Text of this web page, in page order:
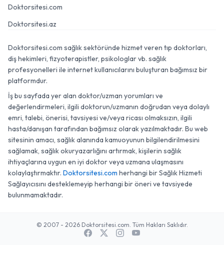
Doktorsitesi.com
Doktorsitesi.az
Doktorsitesi.com sağlık sektöründe hizmet veren tıp doktorları,
diş hekimleri, fizyoterapistler, psikologlar vb. sağlık
profesyonelleri ile internet kullanıcılarını buluşturan bağımsız bir
platformdur.
İş bu sayfada yer alan doktor/uzman yorumları ve
değerlendirmeleri, ilgili doktorun/uzmanın doğrudan veya dolaylı
emri, talebi, önerisi, tavsiyesi ve/veya ricası olmaksızın, ilgili
hasta/danışan tarafından bağımsız olarak yazılmaktadır. Bu web
sitesinin amacı, sağlık alanında kamuoyunun bilgilendirilmesini
sağlamak, sağlık okuryazarlığını artırmak, kişilerin sağlık
ihtiyaçlarına uygun en iyi doktor veya uzmana ulaşmasını
kolaylaştırmaktır. Doktorsitesi.com herhangi bir Sağlık Hizmeti
Sağlayıcısını desteklemeyip herhangi bir öneri ve tavsiyede
bulunmamaktadır.
© 2007 - 2026 Doktorsitesi.com. Tüm Hakları Saklıdır.